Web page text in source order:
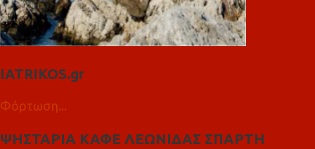
IATRIKOS.gr
Φόρτωση...
ΨΗΣΤΑΡΙΑ ΚΑΦΕ ΛΕΩΝΙΔΑΣ ΣΠΑΡΤΗ